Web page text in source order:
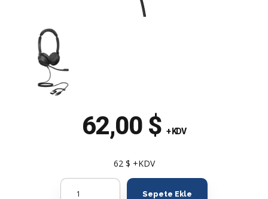
62,00 $ + KDV
62 $ +KDV
Quantity
Sepete Ekle